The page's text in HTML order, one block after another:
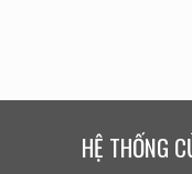
HỆ THỐNG